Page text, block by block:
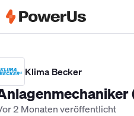
Klima Becker
2 Monaten veröffentlicht